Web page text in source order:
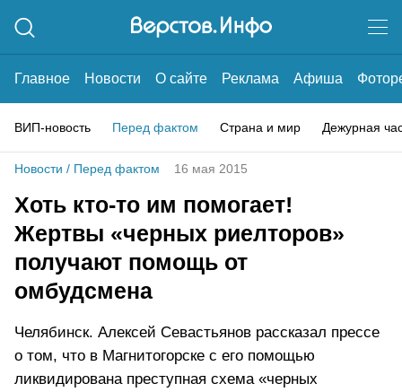
Главное Новости О сайте Реклама Афиша
ВИП-новость Перед фактом Страна и мир Дежурная
Новости / Перед фактом 16 мая 2015
Хоть кто-то им помогает!
Жертвы «черных риелторов»
получают помощь от
омбудсмена
Челябинск. Алексей Севастьянов рассказал прессе
о том, что в Магнитогорске с его помощью
ликвидирована преступная схема «черных